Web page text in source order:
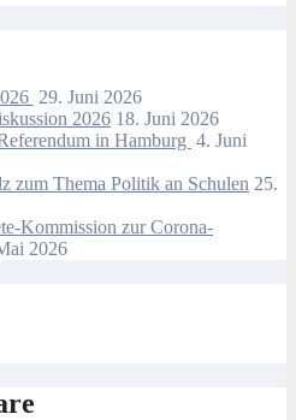
29. Juni 2026
2026 18. Juni 2026
in Hamburg 4. Juni
zum Thema Politik an Schulen 25.
Kommission zur Corona-
2026